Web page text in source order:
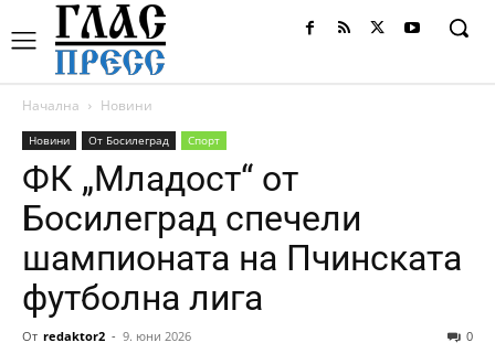
Начална Новини
Новини От Босилеград Спорт
ФК „Младост“ от
Босилеград спечели
шампионата на Пчинската
футболна лига
От redaktor2 - 9. юни 2026 0